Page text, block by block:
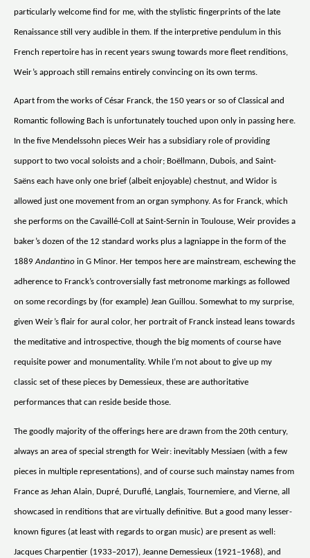
particularly welcome find for me, with the stylistic fingerprints of the late
Renaissance still very audible in them. If the interpretive pendulum in this
French repertoire has in recent years swung towards more fleet renditions,
Weir’s approach still remains entirely convincing on its own terms.
Apart from the works of César Franck, the 150 years or so of Classical and
Romantic following Bach is unfortunately touched upon only in passing here.
In the five Mendelssohn pieces Weir has a subsidiary role of providing
support to two vocal soloists and a choir; Boëllmann, Dubois, and Saint-
Saëns each have only one brief (albeit enjoyable) chestnut, and Widor is
allowed just one movement from an organ symphony. As for Franck, which
she performs on the Cavaillé-Coll at Saint-Sernin in Toulouse, Weir provides a
baker’s dozen of the 12 standard works plus a lagniappe in the form of the
1889Andantino in G Minor. Her tempos here are mainstream, eschewing the
adherence to Franck’s controversially fast metronome markings as followed
on some recordings by (for example) Jean Guillou. Somewhat to my surprise,
given Weir’s flair for aural color, her portrait of Franck instead leans towards
the meditative and introspective, though the big moments of course have
requisite power and monumentality. While I’m not about to give up my
classic set of these pieces by Demessieux, these are authoritative
performances that can reside beside those.
The goodly majority of the offerings here are drawn from the 20th century,
always an area of special strength for Weir: inevitably Messiaen (with a few
pieces in multiple representations), and of course such mainstay names from
France as Jehan Alain, Dupré, Duruflé, Langlais, Tournemiere, and Vierne, all
showcased in renditions that are virtually definitive. But a good many lesser-
known figures (at least with regards to organ music) are present as well:
Jacques Charpentier (1933–2017), Jeanne Demessieux (1921–1968), and